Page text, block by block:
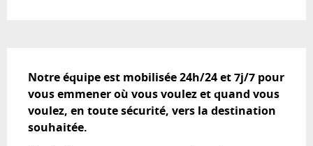
Notre équipe est mobilisée 24h/24 et 7j/7 pour
vous emmener où vous voulez et quand vous
voulez, en toute sécurité, vers la destination
souhaitée.